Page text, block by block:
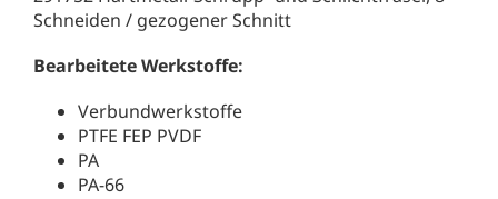
Schneiden / gezogener Schnitt
Bearbeitete Werkstoffe:
Verbundwerkstoffe
PTFE FEP PVDF
PA
PA-66